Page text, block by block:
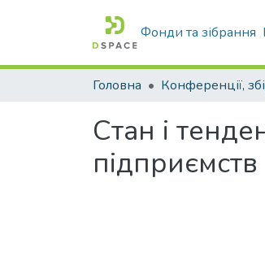
Фонди та зібрання
Головна
Стан і
підприємств